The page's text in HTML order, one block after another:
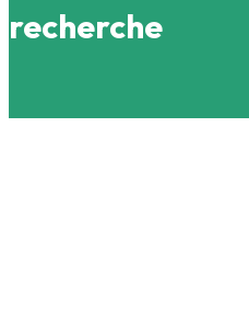
recherche